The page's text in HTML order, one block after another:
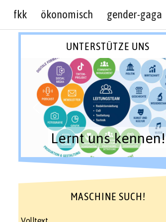
fkk ökonomisch gender-gaga
UNTERSTÜTZE UNS
Lernt uns kennen!
MASCHINE SUCH!